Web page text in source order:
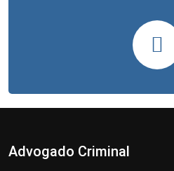
Advogado Criminal